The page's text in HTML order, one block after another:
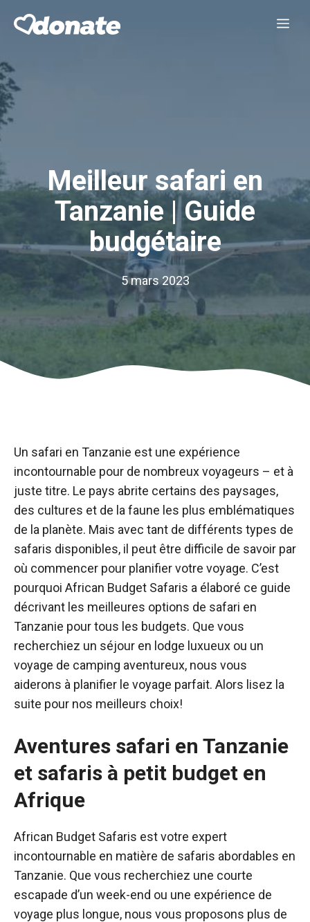
Meilleur safari en
Tanzanie | Guide
budgétaire
5 mars 2023
Un safari en Tanzanie est une expérience
incontournable pour de nombreux voyageurs – et à
juste titre. Le pays abrite certains des paysages,
des cultures et de la faune les plus emblématiques
de la planète. Mais avec tant de différents types de
safaris disponibles, il peut être difficile de savoir par
où commencer pour planifier votre voyage. C’est
pourquoi African Budget Safaris a élaboré ce guide
décrivant les meilleures options de safari en
Tanzanie pour tous les budgets. Que vous
recherchiez un séjour en lodge luxueux ou un
voyage de camping aventureux, nous vous
aiderons à planifier le voyage parfait. Alors lisez la
suite pour nos meilleurs choix!
Aventures safari en Tanzanie
et safaris à petit budget en
Afrique
African Budget Safaris est votre expert
incontournable en matière de safaris abordables en
Tanzanie. Que vous recherchiez une courte
escapade d’un week-end ou une expérience de
voyage plus longue, nous vous proposons plus de